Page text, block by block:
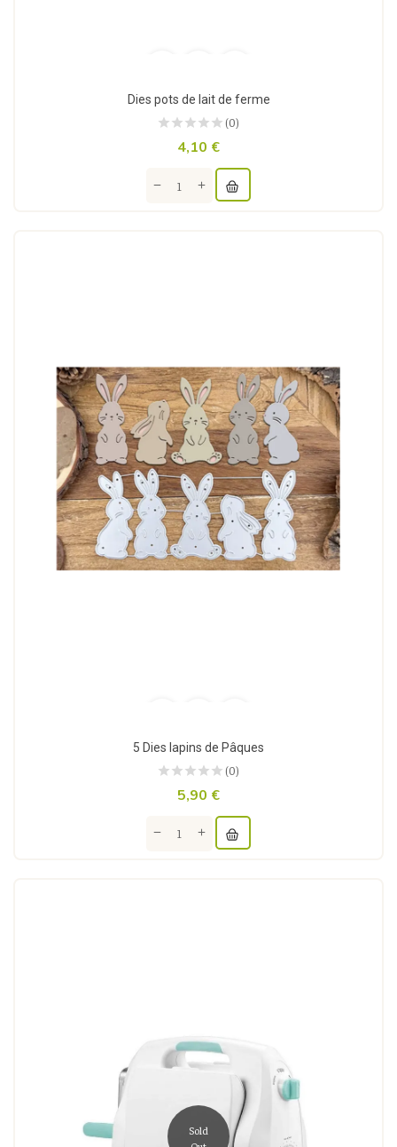
Dies pots de lait de ferme
(0)
4,10 €
5 Dies lapins de Pâques
(0)
5,90 €
Sold